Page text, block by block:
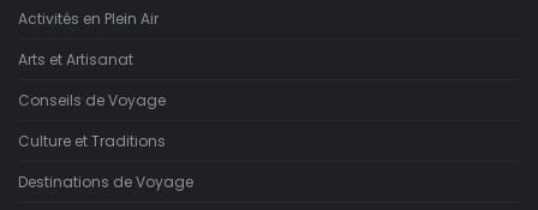
Activités en Plein Air
Arts et Artisanat
Conseils de Voyage
Culture et Traditions
Destinations de Voyage